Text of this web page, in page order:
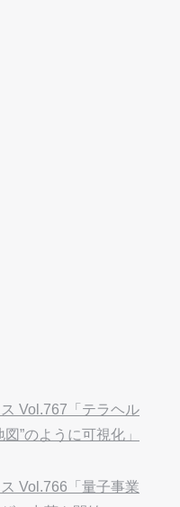
Vol.767「テラヘル
”のように可視化」
Vol.766「量子事業